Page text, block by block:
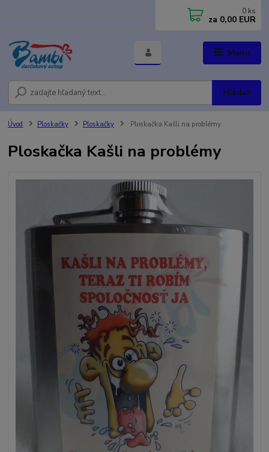
Menu
Hľadať
0 ks
za 0,00 EUR
Úvod Ploskačky Ploskačky Ploskačka Kašli na problémy
Ploskačka Kašli na problémy